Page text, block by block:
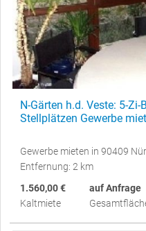
N-Gärten h.d. Veste: 5-
Stellplätzen Gewerbe
Gewerbe mieten in 90409
Entfernung: 2 km
1.560,00 €
Kaltmiete
auf Anfrage